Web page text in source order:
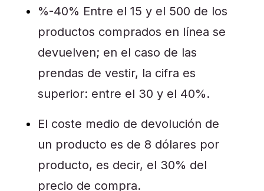
%-40% Entre el 15 y el 500 de los
productos comprados en línea se
devuelven; en el caso de las
prendas de vestir, la cifra es
superior: entre el 30 y el 40%.
El coste medio de devolución de
un producto es de 8 dólares por
producto, es decir, el 30% del
precio de compra.